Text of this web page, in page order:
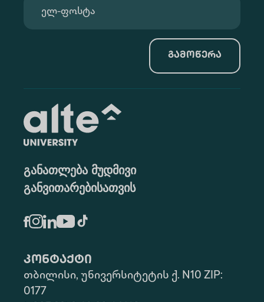
გამოწერა
განათლება მუდმივი
განვითარებისათვის
კონტაქტი
თბილისი, უნივერსიტეტის ქ. N10 ZIP:
0177